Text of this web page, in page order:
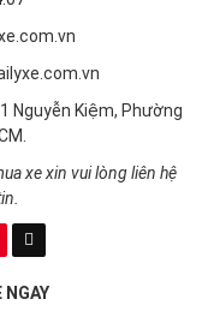
Nguyễn Kiệm, Phường
xe xin vui lòng liên hệ
NGAY